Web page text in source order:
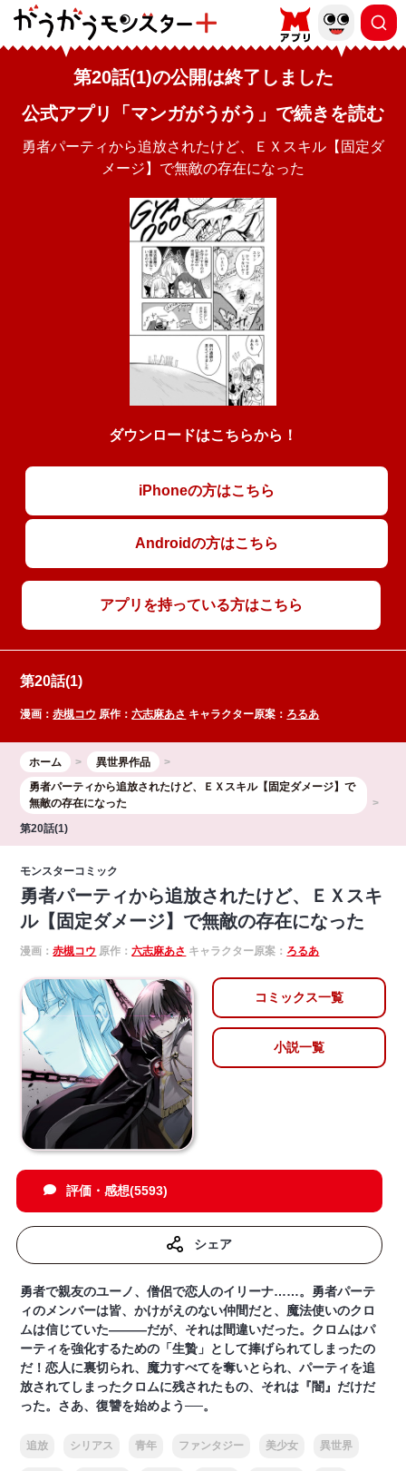
第20話(1)の公開は終了しました
公式アプリ「マンガがうがう」で続きを読む
勇者パーティから追放されたけど、ＥＸスキル【固定ダ
メージ】で無敵の存在になった
ダウンロードはこちらから！
iPhoneの方はこちら
Androidの方はこちら
アプリを持っている方はこちら
第20話(1)
漫画：赤槻コウ 原作：六志麻あさ キャラクター原案： ろるあ
ホーム
異世界作品
勇者パーティから追放されたけど、ＥＸスキル【固定ダメージ】で
無敵の存在になった
第20話(1)
モンスターコミック
勇者パーティから追放されたけど、ＥＸスキ
ル【固定ダメージ】で無敵の存在になった
漫画：赤槻コウ 原作：六志麻あさ キャラクター原案： ろるあ
コミックス一覧
小説一覧
評価・感想(5593)
シェア
勇者で親友のユーノ、僧侶で恋人のイリーナ……。勇者パーテ
ィのメンバーは皆、かけがえのない仲間だと、魔法使いのクロ
ムは信じていた―――だが、それは間違いだった。クロムはパ
ーティを強化するための「生贄」として捧げられてしまったの
だ！恋人に裏切られ、魔力すべてを奪いとられ、パーティを追
放されてしまったクロムに残されたもの、それは『闇』だけだ
った。さあ、復讐を始めよう──。
追放 シリアス 青年 ファンタジー 美少女 異世界